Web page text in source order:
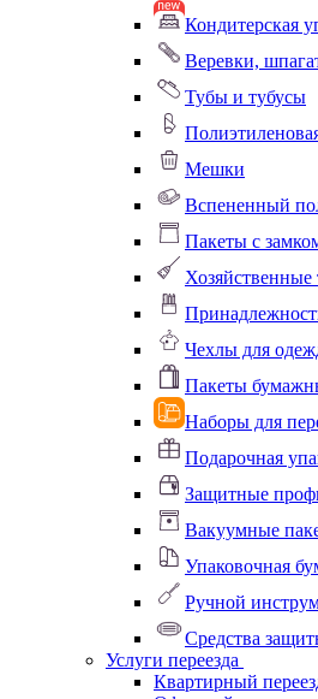
Кондитерская
Веревки,
Тубы и тубусы
Мешки
Вспененный
Пакеты с
Хозяйственные
Чехлы для
Пакеты
Наборы для
Подарочная
Защитные
Вакуумные
Упаковочная
Ручной
Средства
Услуги переезда
Квартирный